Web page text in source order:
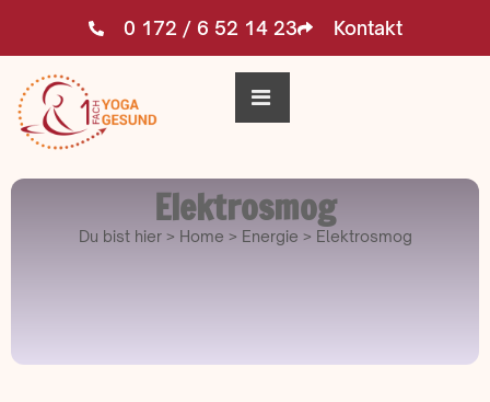
0 172 / 6 52 14 23 Kontakt
Elektrosmog
Du bist hier > Home > Energie > Elektrosmog